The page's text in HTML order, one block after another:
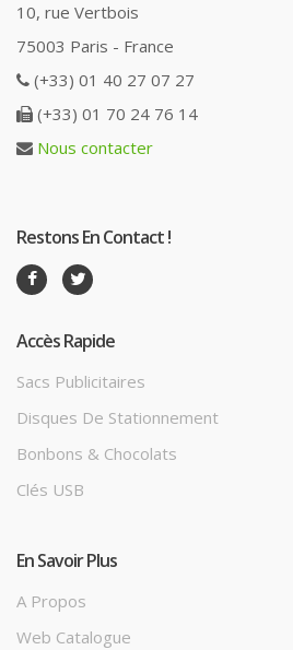
10, rue Vertbois
75003 Paris - France
(+33) 01 40 27 07 27
(+33) 01 70 24 76 14
Nous contacter
Restons En Contact !
Accès Rapide
Sacs Publicitaires
Disques De Stationnement
Bonbons & Chocolats
Clés USB
En Savoir Plus
A Propos
Web Catalogue